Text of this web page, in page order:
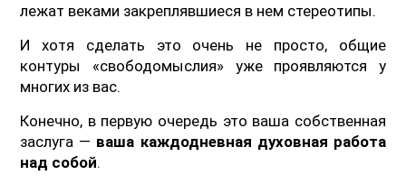
лежат веками закреплявшиеся в нем стереотипы.
И хотя сделать это очень не просто, общие
контуры «свободомыслия» уже проявляются у
многих из вас.
Конечно, в первую очередь это ваша собственная
заслуга — ваша каждодневная духовная работа
над собой.